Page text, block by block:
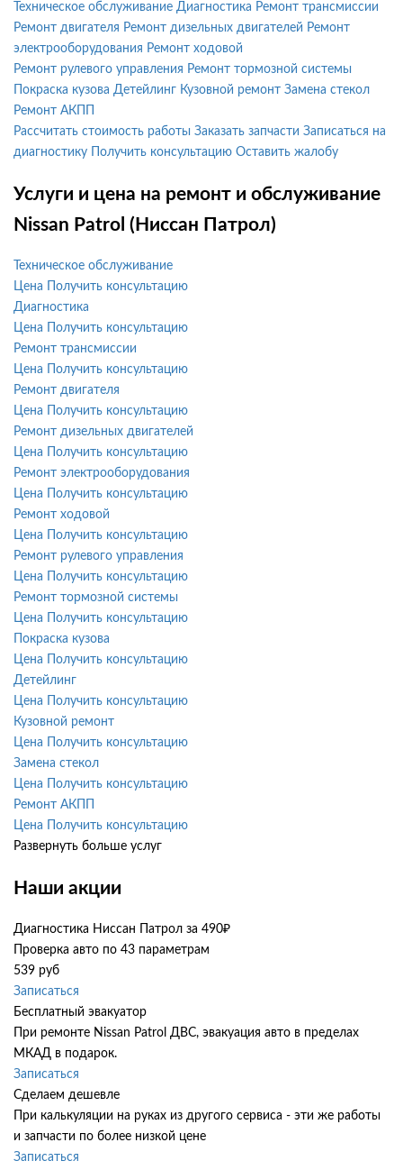
Техническое обслуживание Диагностика Ремонт трансмиссии
Ремонт двигателя Ремонт дизельных двигателей Ремонт
электрооборудования Ремонт ходовой
Ремонт рулевого управления Ремонт тормозной системы
Покраска кузова Детейлинг Кузовной ремонт Замена стекол
Ремонт АКПП
Рассчитать стоимость работы Заказать запчасти Записаться на
диагностику
Получить консультацию Оставить жалобу
Услуги и цена на ремонт и обслуживание
Nissan Patrol (Ниссан Патрол)
Техническое обслуживание
Цена
Получить консультацию
Диагностика
Цена
Получить консультацию
Ремонт трансмиссии
Цена
Получить консультацию
Ремонт двигателя
Цена
Получить консультацию
Ремонт дизельных двигателей
Цена
Получить консультацию
Ремонт электрооборудования
Цена
Получить консультацию
Ремонт ходовой
Цена
Получить консультацию
Ремонт рулевого управления
Цена
Получить консультацию
Ремонт тормозной системы
Цена
Получить консультацию
Покраска кузова
Цена
Получить консультацию
Детейлинг
Цена
Получить консультацию
Кузовной ремонт
Цена
Получить консультацию
Замена стекол
Цена
Получить консультацию
Ремонт АКПП
Цена
Получить консультацию
Развернуть больше услуг
Наши акции
Диагностика Ниссан Патрол за 490₽
Проверка авто по 43 параметрам
539 руб
Записаться
Бесплатный эвакуатор
При ремонте Nissan Patrol ДВС, эвакуация авто в пределах
МКАД в подарок.
Записаться
Сделаем дешевле
При калькуляции на руках из другого сервиса - эти же работы
и запчасти по более низкой цене
Записаться